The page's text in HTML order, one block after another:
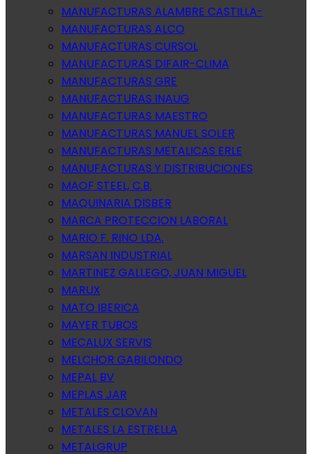
MANUFACTURAS ALAMBRE CASTILLA-
MANUFACTURAS ALCO
MANUFACTURAS CURSOL
MANUFACTURAS DIFAIR-CLIMA
MANUFACTURAS GRE
MANUFACTURAS INAUG
MANUFACTURAS MAESTRO
MANUFACTURAS MANUEL SOLER
MANUFACTURAS METALICAS ERLE
MANUFACTURAS Y DISTRIBUCIONES
MAOF STEEL, C.B.
MAQUINARIA DISBER
MARCA PROTECCION LABORAL
MARIO F. RINO LDA.
MARSAN INDUSTRIAL
MARTINEZ GALLEGO, JUAN MIGUEL
MARUX
MATO IBERICA
MAYER TUBOS
MECALUX SERVIS
MELCHOR GABILONDO
MEPAL BV
MEPLAS JAR
METALES CLOVAN
METALES LA ESTRELLA
METALGRUP